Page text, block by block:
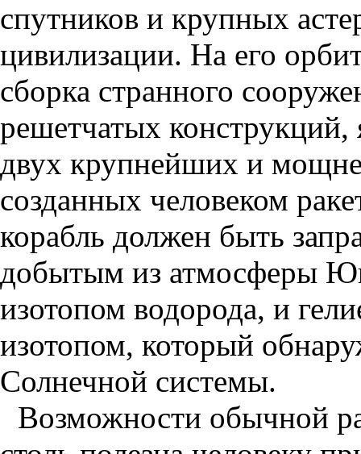
спутников и крупных
цивилизации. На его
сборка странного
решетчатых
двух крупнейших и
созданных человеком
корабль должен быть
добытым из атмосферы
изотопом водорода, и
изотопом, который
Солнечной системы.
Возможности обычной